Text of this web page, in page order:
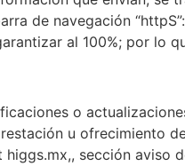
de navegación
al 100%; por lo
o
u
sección aviso